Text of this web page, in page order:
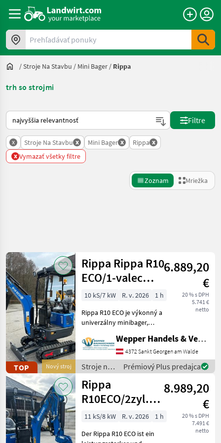
Prehľadávať ponuky
/Stroje Na Stavbu / Mini Bager / Rippa
trh so strojmi
Takto sa vykonáva triedenie na Landwirt.com
Filtre
x Stroje Na Stavbu x Mini Bager x Rippa x
x Vymazať všetky filtre
Zoznam Mriežka
Kategória 4 Krajina Filtre
AKTUÁLNA
CESTA
stavebná
technika
Stroje
Na
Stavbu
Mini
Bager
Rippa
VYBRAŤ
KATEGÓRIU
Rippa
Resetovať
Zobraziť
výsledkov
TOP Nový stroj
Rippa Rippa R10
ECO/1-valec
Yoop/s
nastaviteľným
podvozkom/Sei
6.889,20
€
20 % s DPH
5.741 €
netto
10 kS/7 kW R. v. 2026
1 h
Rippa R10 ECO je výkonný a
univerzálny minibager,
projekty, záhradníctvo a
terénne úpravy, ako aj pre
súkromné práce.
Prevádzková hmotnosť 978
Wepper Handels & Vermietungs GmbH
4372 Sankt Georgen am Walde
Stroje na
stavbu /
Rippa
Prémiový Plus predajca
Rippa
R10ECO/2zyl.
Kubota/mit
Verstellfahrwerk/S
8.989,20
€
20 % s DPH
7.491 €
netto
11 kS/8 kW R. v. 2026
1 h
Der Rippa R10 ECO ist ein